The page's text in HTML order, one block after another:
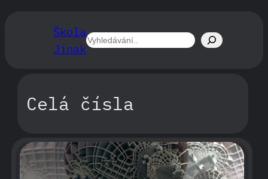
Škola
Jinak
Hledat
Celá čísla